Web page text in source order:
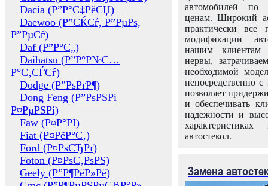
Dacia (Р”Р°С‡РёСЏ)
Daewoo (Р”СЌСѓ, Р”РµРѕ,
Р”РµСѓ)
Daf (Р”Р°С„)
Daihatsu (Р”Р°Р№С…
Р°С‚СЃСѓ)
Dodge (Р”РѕРґР¶)
Dong Feng (Р”РѕРЅРі
Р¤РµРЅРі)
Faw (Р¤Р°РІ)
Fiat (Р¤РёР°С‚)
Ford (Р¤РѕСЂРґ)
Foton (Р¤РѕС‚РѕРЅ)
Geely (Р”Р¶РёР»Рё)
автомобилей
ценам. Широкий
практически все
модификации
нашим клиентам
нервы,
необходимой
непосредственно
позволяет
и обеспечивать
надежности и
автостекол.
Замена